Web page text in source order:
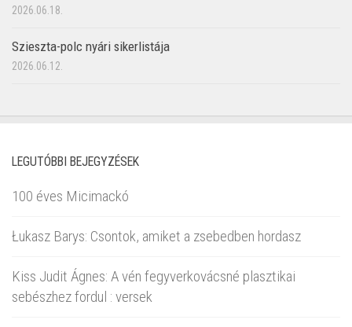
2026.06.18.
Szieszta-polc nyári sikerlistája
2026.06.12.
LEGUTÓBBI BEJEGYZÉSEK
100 éves Micimackó
Łukasz Barys: Csontok, amiket a zsebedben hordasz
Kiss Judit Ágnes: A vén fegyverkovácsné plasztikai
sebészhez fordul : versek